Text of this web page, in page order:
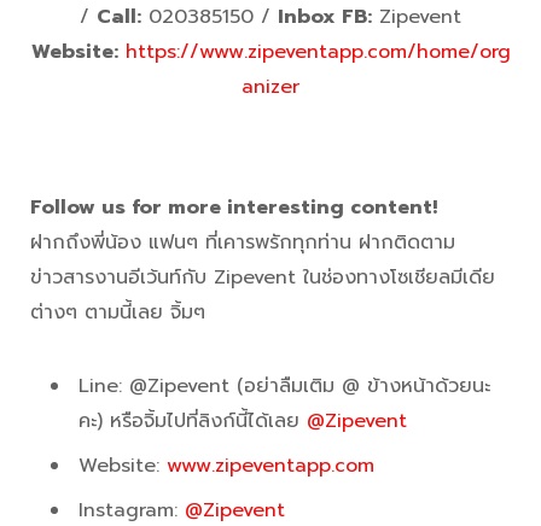
/ Call: 020385150 / Inbox FB: Zipevent
Website: https://www.zipeventapp.com/home/org
anizer
Follow us for more interesting content!
ฝากถึงพี่น้อง แฟนๆ ที่เคารพรักทุกท่าน ฝากติดตาม
ข่าวสารงานอีเว้นท์กับ Zipevent ในช่องทางโซเชียลมีเดีย
ต่างๆ ตามนี้เลย จิ้มๆ
Line: @Zipevent (อย่าลืมเติม @ ข้างหน้าด้วยนะ
คะ) หรือจิ้มไปที่ลิงก์นี้ได้เลย @Zipevent
Website: www.zipeventapp.com
Instagram: @Zipevent